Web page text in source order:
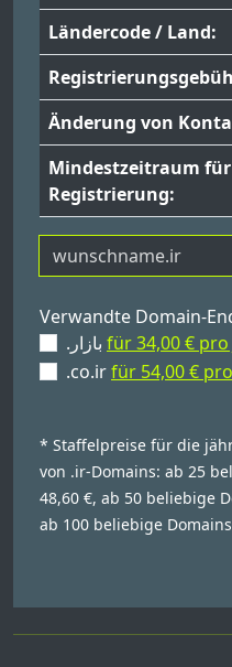
Ländercode / Land:
Änderung von
Mindestzeitraum für
Registrierung:
Verwandte Domain-
für 34,00 € pro
.co.irfür 54,00 €
* Staffelpreise für die
von .ir-Domains: ab 25
48,60 €, ab 50 beliebige
ab 100 beliebige